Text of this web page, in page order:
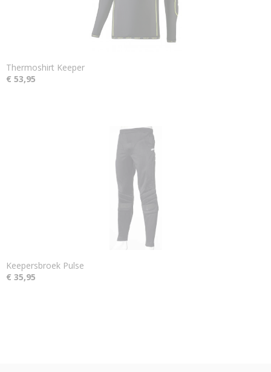
Thermoshirt Keeper
€ 53,95
Keepersbroek Pulse
€ 35,95